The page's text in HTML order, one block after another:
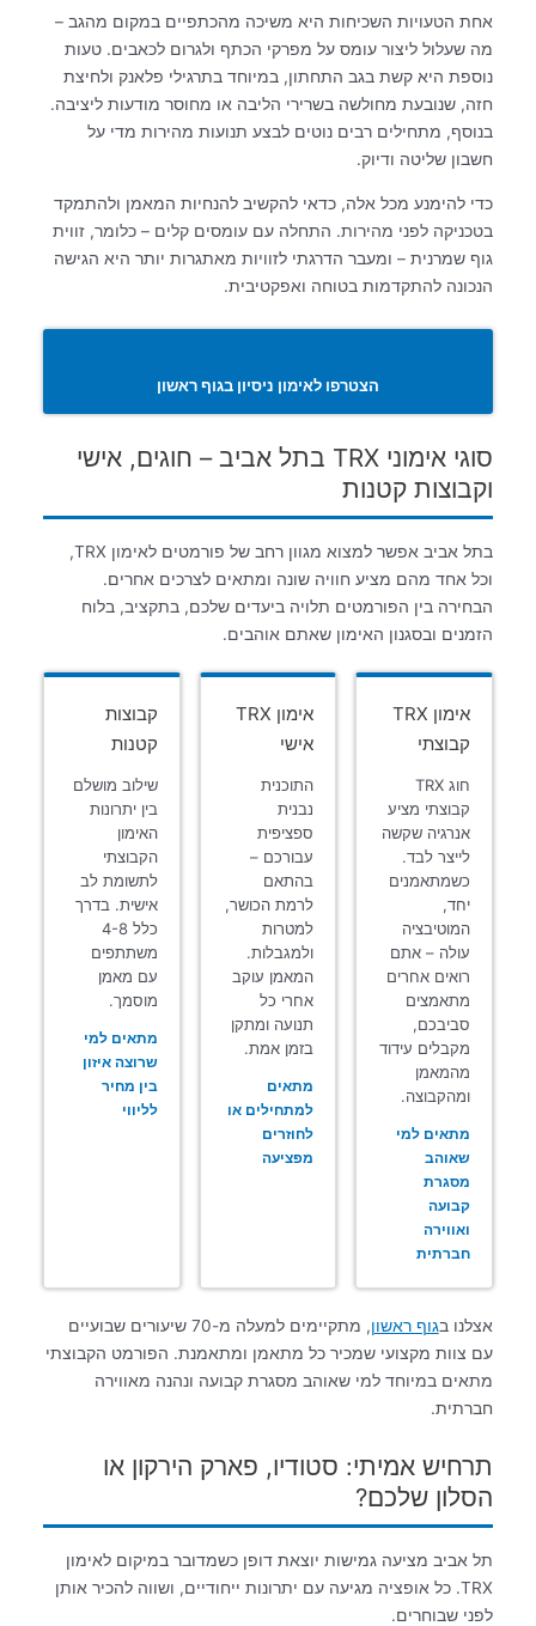
אחת הטעויות השכיחות היא משיכה מהכתפיים במקום מהגב –
מה שעלול ליצור עומס על מפרקי הכתף ולגרום לכאבים. טעות
נוספת היא קשת בגב התחתון, במיוחד בתרגילי פלאנק ולחיצת
חזה, שנובעת מחולשה בשרירי הליבה או מחוסר מודעות ליציבה.
בנוסף, מתחילים רבים נוטים לבצע תנועות מהירות מדי על
חשבון שליטה ודיוק.
כדי להימנע מכל אלה, כדאי להקשיב להנחיות המאמן ולהתמקד
בטכניקה לפני מהירות. התחלה עם עומסים קלים – כלומר, זווית
גוף שמרנית – ומעבר הדרגתי לזוויות מאתגרות יותר היא הגישה
הנכונה להתקדמות בטוחה ואפקטיבית.
הצטרפו לאימון ניסיון בגוף ראשון
סוגי אימוני TRX בתל אביב – חוגים, אישי
וקבוצות קטנות
בתל אביב אפשר למצוא מגוון רחב של פורמטים לאימון TRX,
וכל אחד מהם מציע חוויה שונה ומתאים לצרכים אחרים.
הבחירה בין הפורמטים תלויה ביעדים שלכם, בתקציב, בלוח
הזמנים ובסגנון האימון שאתם אוהבים.
אימון TRX
קבוצתי
חוג TRX
קבוצתי מציע
אנרגיה שקשה
לייצר לבד.
כשמתאמנים
יחד,
המוטיבציה
עולה – אתם
רואים אחרים
מתאמצים
סביבכם,
מקבלים עידוד
מהמאמן
ומהקבוצה.
מתאים למי
שאוהב
מסגרת
קבועה
ואווירה
חברתית
אימון TRX
אישי
התוכנית
נבנית
ספציפית
עבורכם –
בהתאם
לרמת הכושר,
למטרות
ולמגבלות.
המאמן עוקב
אחרי כל
תנועה ומתקן
בזמן אמת.
מתאים
למתחילים או
לחוזרים
מפציעה
קבוצות
קטנות
שילוב מושלם
בין יתרונות
האימון
הקבוצתי
לתשומת לב
אישית. בדרך
כלל 4-8
משתתפים
עם מאמן
מוסמך.
מתאים למי
שרוצה איזון
בין מחיר
לליווי
אצלנו בגוף ראשון
, מתקיימים למעלה מ-70 שיעורים שבועיים
עם צוות מקצועי שמכיר כל מתאמן ומתאמנת. הפורמט הקבוצתי
מתאים במיוחד למי שאוהב מסגרת קבועה ונהנה מאווירה
חברתית.
תרחיש אמיתי: סטודיו, פארק הירקון או
הסלון שלכם?
תל אביב מציעה גמישות יוצאת דופן כשמדובר במיקום לאימון
TRX. כל אופציה מגיעה עם יתרונות ייחודיים, ושווה להכיר אותן
לפני שבוחרים.